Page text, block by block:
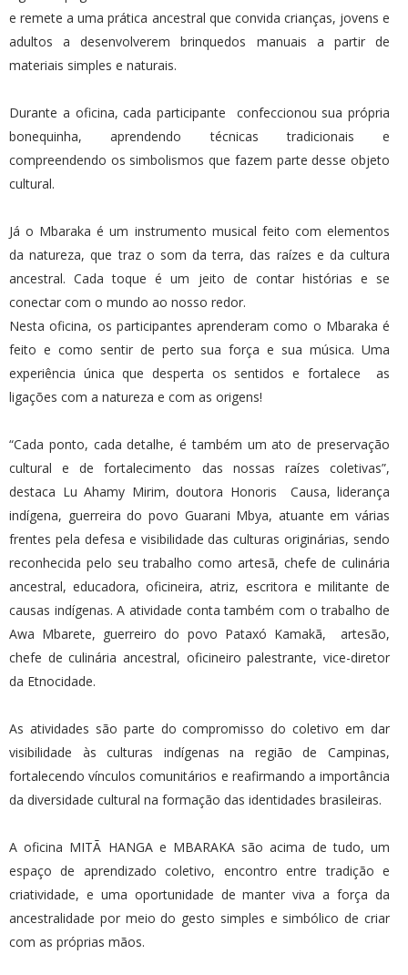
e remete a uma prática ancestral que convida crianças, jovens e
adultos a desenvolverem brinquedos manuais a partir de
materiais simples e naturais.
Durante a oficina, cada participante confeccionou sua própria
bonequinha, aprendendo técnicas tradicionais e
compreendendo os simbolismos que fazem parte desse objeto
cultural.
Já o Mbaraka é um instrumento musical feito com elementos
da natureza, que traz o som da terra, das raízes e da cultura
ancestral. Cada toque é um jeito de contar histórias e se
conectar com o mundo ao nosso redor.
Nesta oficina, os participantes aprenderam como o Mbaraka é
feito e como sentir de perto sua força e sua música. Uma
experiência única que desperta os sentidos e fortalece as
ligações com a natureza e com as origens!
“Cada ponto, cada detalhe, é também um ato de preservação
cultural e de fortalecimento das nossas raízes coletivas”,
destaca Lu Ahamy Mirim, doutora Honoris Causa, liderança
indígena, guerreira do povo Guarani Mbya, atuante em várias
frentes pela defesa e visibilidade das culturas originárias, sendo
reconhecida pelo seu trabalho como artesã, chefe de culinária
ancestral, educadora, oficineira, atriz, escritora e militante de
causas indígenas. A atividade conta também com o trabalho de
Awa Mbarete, guerreiro do povo Pataxó Kamakã, artesão,
chefe de culinária ancestral, oficineiro palestrante, vice-diretor
da Etnocidade.
As atividades são parte do compromisso do coletivo em dar
visibilidade às culturas indígenas na região de Campinas,
fortalecendo vínculos comunitários e reafirmando a importância
da diversidade cultural na formação das identidades brasileiras.
A oficina MITÃ HANGA e MBARAKA são acima de tudo, um
espaço de aprendizado coletivo, encontro entre tradição e
criatividade, e uma oportunidade de manter viva a força da
ancestralidade por meio do gesto simples e simbólico de criar
com as próprias mãos.